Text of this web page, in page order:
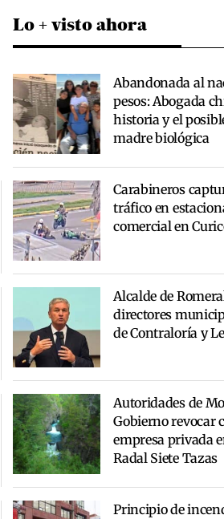
Lo + visto ahora
Abandonada al
pesos: Abogada
historia y el
madre biológica
Carabineros
tráfico en
comercial en
Alcalde de
directores
de Contraloría y
Autoridades de
Gobierno revocar
empresa privada
Radal Siete Tazas
Principio de